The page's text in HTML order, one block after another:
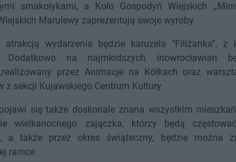
smakołykami, a Koło Gospodyń Wiejskich
Marulewy zaprezentują swoje wyroby.
atrakcją wydarzenia będzie karuzela "Filiżanka”,
Dodatkowo na najmłodszych inowrocławian
przez Animacje na Kółkach oraz
z sekcji Kujawskiego Centrum Kultury.
się także doskonale znana wszystkim
wielkanocnego zajączka, którzy będą
a także przez okres świąteczny, będzie można
ramce.